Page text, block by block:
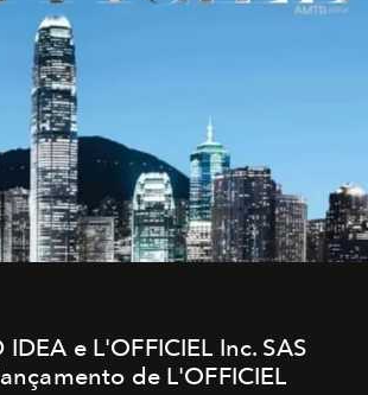
e L'OFFICIEL Inc. SAS
de L'OFFICIEL